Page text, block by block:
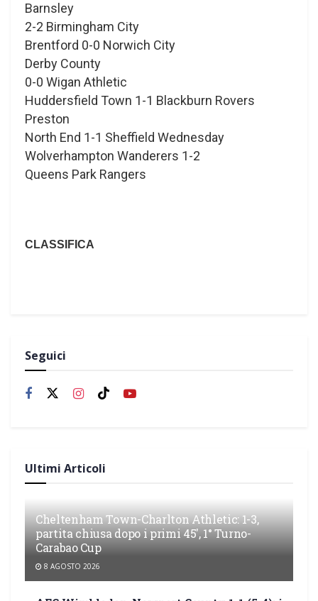
Barnsley
2-2 Birmingham City
Brentford 0-0 Norwich City
Derby County
0-0 Wigan Athletic
Huddersfield Town 1-1 Blackburn Rovers
Preston
North End 1-1 Sheffield Wednesday
Wolverhampton Wanderers 1-2
Queens Park Rangers
CLASSIFICA
Seguici
Ultimi Articoli
Cheltenham Town-Charlton Athletic: 1-3,
partita chiusa dopo i primi 45′, 1° Turno-
Carabao Cup
8 AGOSTO 2026